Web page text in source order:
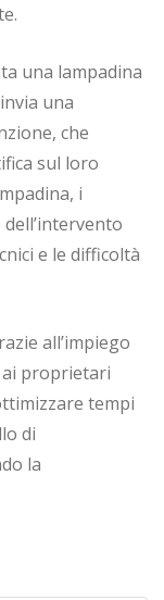
una lampadina
una
che
sul loro
i
e le difficoltà
all’impiego
proprietari
tempi
di
la